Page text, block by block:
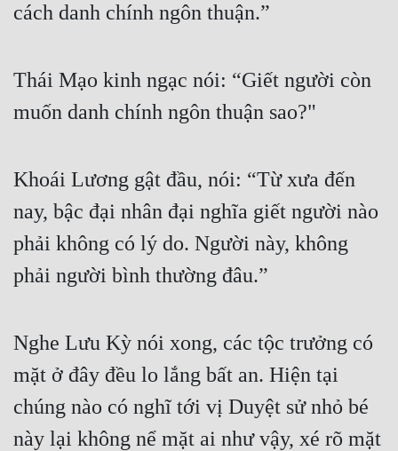
cách danh chính ngôn thuận.”
Thái Mạo kinh ngạc nói: “Giết người còn
muốn danh chính ngôn thuận sao?"
Khoái Lương gật đầu, nói: “Từ xưa đến
nay, bậc đại nhân đại nghĩa giết người nào
phải không có lý do. Người này, không
phải người bình thường đâu.”
Nghe Lưu Kỳ nói xong, các tộc trưởng có
mặt ở đây đều lo lắng bất an. Hiện tại
chúng nào có nghĩ tới vị Duyệt sử nhỏ bé
này lại không nể mặt ai như vậy, xé rõ mặt